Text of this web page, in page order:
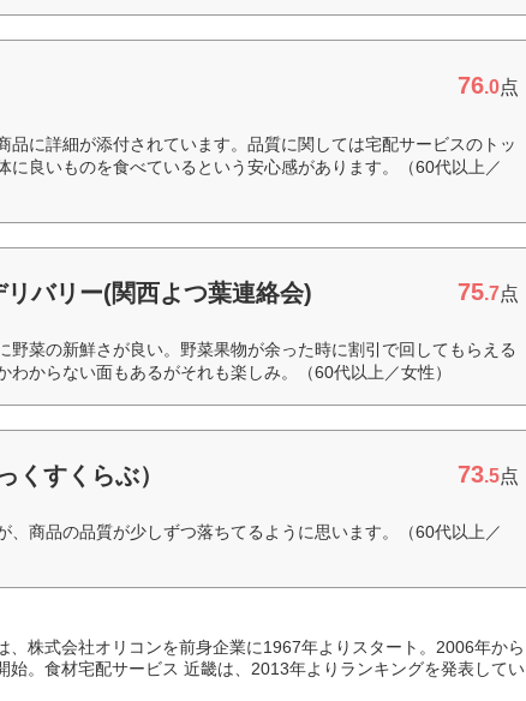
76.0点
品に詳細が添付されています。品質に関しては宅配サービスのトッ
に良いものを食べているという安心感があります。（60代以上／
リバリー(関西よつ葉連絡会) 75.7点
野菜の新鮮さが良い。野菜果物が余った時に割引で回してもらえる
わからない面もあるがそれも楽しみ。（60代以上／女性）
くすくらぶ） 73.5点
、商品の品質が少しずつ落ちてるように思います。（60代以上／
、株式会社オリコンを前身企業に1967年よりスタート。2006年から
始。食材宅配サービス 近畿は、2013年よりランキングを発表してい